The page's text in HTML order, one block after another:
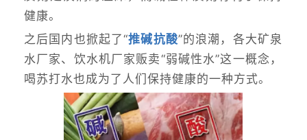
健康。
之后国内也掀起了“推碱抗酸”的浪潮，各大矿泉
水厂家、饮水机厂家贩卖“弱碱性水”这一概念，
喝苏打水也成为了人们保持健康的一种方式。